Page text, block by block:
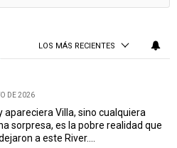
LOS MÁS RECIENTES
DE 2026
apareciera Villa, sino cualquiera
sorpresa, es la pobre realidad que
a este River....